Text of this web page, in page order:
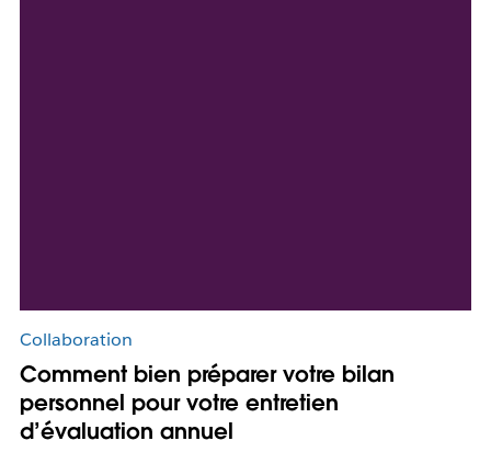
Collaboration
Comment bien préparer votre bilan
personnel pour votre entretien
d’évaluation annuel